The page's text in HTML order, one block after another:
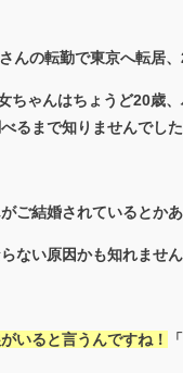
の転勤で東京へ転居
ゃんはちょうど20歳、
るまで知りませんでした
ご結婚されているとか
ない原因かも知れませ
いると言うんですね！